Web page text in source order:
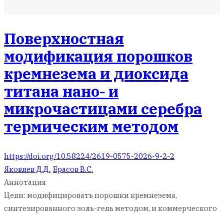
Поверхностная
модификация порошков
кремнезема и диоксида
титана нано- и
микрочастицами серебра
термическим методом
https://doi.org/10.58224/2619-0575-2026-9-2-2
Яковлев Д.Д., Ерасов В.С.
Аннотация
Цели: модифицировать порошки кремнезема,
синтезированного золь-гель методом, и коммерческого